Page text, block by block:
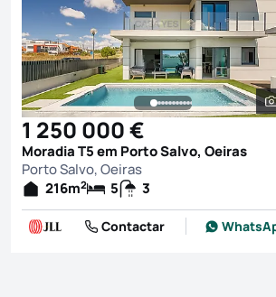
1 250 000 €
Moradia T5 em Porto Salvo, Oeiras
Porto Salvo, Oeiras
216m2 5 3
Contactar